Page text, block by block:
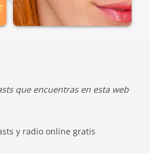
que encuentras en esta web
y radio online gratis